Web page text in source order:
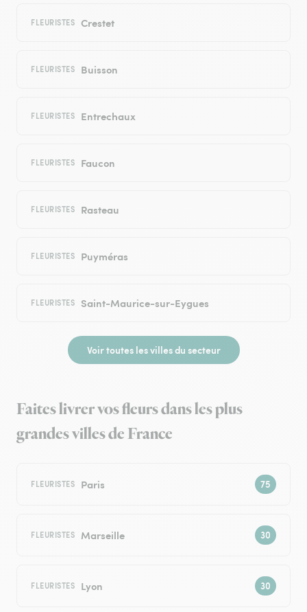
FLEURISTES Crestet
FLEURISTES Buisson
FLEURISTES Entrechaux
FLEURISTES Faucon
FLEURISTES Rasteau
FLEURISTES Puyméras
FLEURISTES Saint-Maurice-sur-Eygues
Voir toutes les villes du secteur
Faites livrer vos fleurs dans les plus
grandes villes de France
FLEURISTES Paris
FLEURISTES Marseille
FLEURISTES Lyon